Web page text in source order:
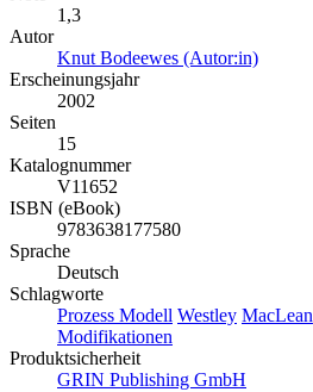
1,3
Autor
Knut Bodeewes (Autor:in)
Erscheinungsjahr
2002
Seiten
15
Katalognummer
V11652
ISBN (eBook)
9783638177580
Sprache
Deutsch
Schlagworte
Prozess Modell Westley MacLean
Modifikationen
Produktsicherheit
GRIN Publishing GmbH